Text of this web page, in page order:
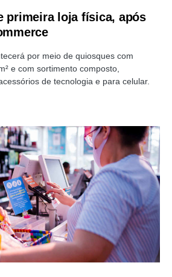
primeira loja física, após
por meio de quiosques com
e com sortimento composto,
de tecnologia e para celular.